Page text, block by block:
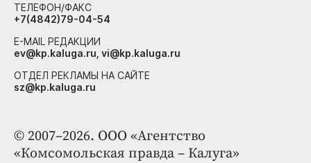
© 2007–2026. ООО «Агентство
«Комсомольская правда – Калуга»
ТЕЛЕФОН/ФАКС
+7(4842)79-04-54
E-MAIL РЕДАКЦИИ
ev@kp.kaluga.ru, vi@kp.kaluga.ru
ОТДЕЛ РЕКЛАМЫ НА САЙТЕ
sz@kp.kaluga.ru